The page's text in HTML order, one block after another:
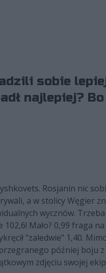
sobie
najlepiej? Bo
Rosjanin nic
a w stolicy Węgier
wycznów.
Mało? 0,99 fraga na
"zaledwie" 1,40.
później boju z
zdjęciu swojej